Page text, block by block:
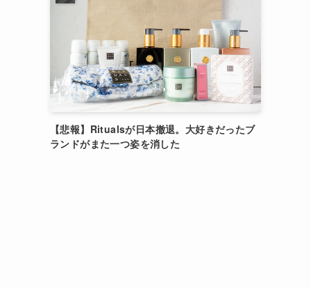
【悲報】Ritualsが日本撤退。大好きだったブ
ランドがまた一つ姿を消した